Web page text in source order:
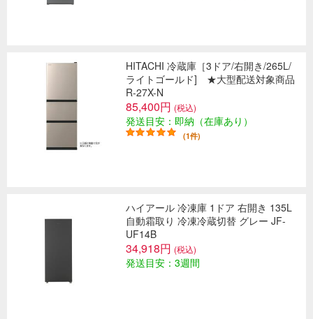
HITACHI 冷蔵庫［3ドア/右開き/265L/
ライトゴールド] ★大型配送対象商品
R-27X-N
85,400円 (税込)
発送目安：即納（在庫あり）
(1件)
ハイアール 冷凍庫 1ドア 右開き 135L
自動霜取り 冷凍冷蔵切替 グレー JF-
UF14B
34,918円 (税込)
発送目安：3週間